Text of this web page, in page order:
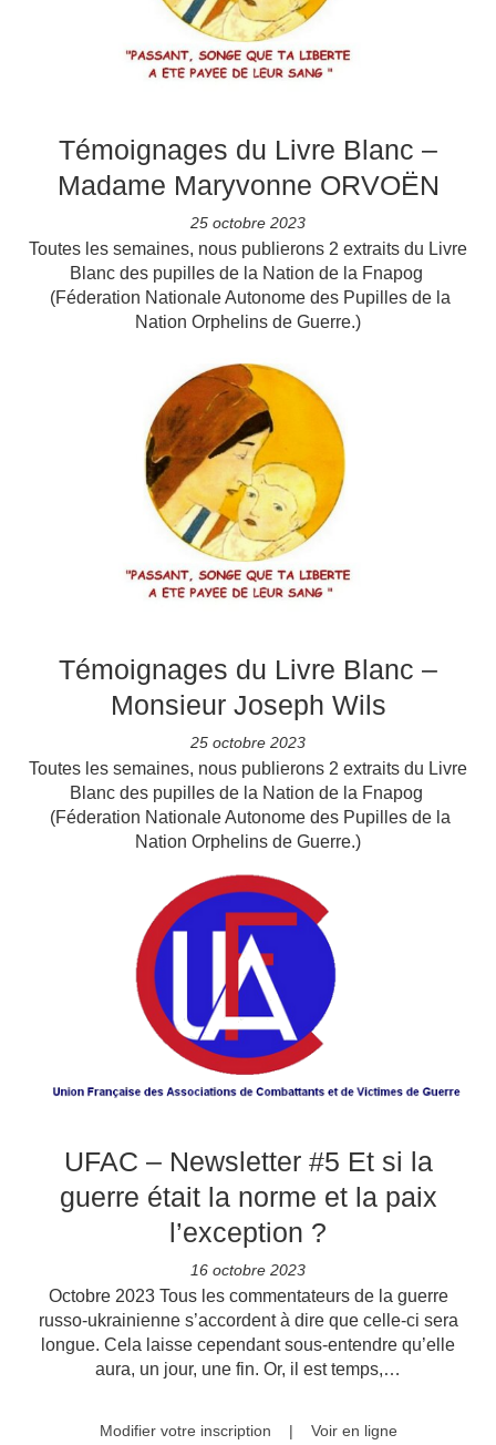
Témoignages du Livre Blanc –
Madame Maryvonne ORVOËN
25 octobre 2023
Toutes les semaines, nous publierons 2 extraits du Livre
Blanc des pupilles de la Nation de la Fnapog
(Féderation Nationale Autonome des Pupilles de la
Nation Orphelins de Guerre.)
Témoignages du Livre Blanc –
Monsieur Joseph Wils
25 octobre 2023
Toutes les semaines, nous publierons 2 extraits du Livre
Blanc des pupilles de la Nation de la Fnapog
(Féderation Nationale Autonome des Pupilles de la
Nation Orphelins de Guerre.)
UFAC – Newsletter #5 Et si la
guerre était la norme et la paix
l’exception ?
16 octobre 2023
Octobre 2023 Tous les commentateurs de la guerre
russo-ukrainienne s’accordent à dire que celle-ci sera
longue. Cela laisse cependant sous-entendre qu’elle
aura, un jour, une fin. Or, il est temps,…
Modifier votre inscription | Voir en ligne